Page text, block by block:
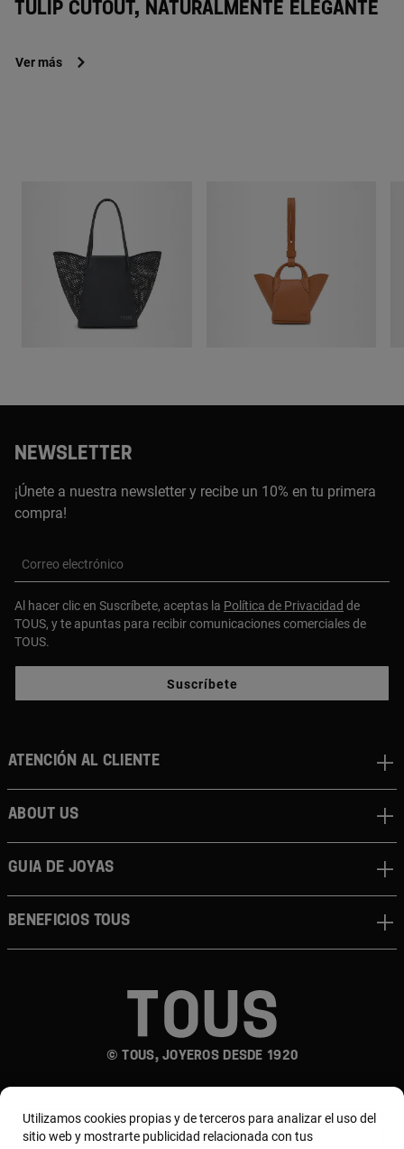
TULIP CUTOUT, NATURALMENTE ELEGANTE
Ver más
NEWSLETTER
¡Únete a nuestra newsletter y recibe un 10% en tu primera
compra!
Correo electrónico
Al hacer clic en Suscríbete, aceptas la Política de Privacidad de
TOUS, y te apuntas para recibir comunicaciones comerciales de
TOUS.
Suscríbete
© TOUS, JOYEROS DESDE 1920
Atención al cliente
About us
Guia de joyas
Beneficios TOUS
Utilizamos cookies propias y de terceros para analizar el uso del
sitio web y mostrarte publicidad relacionada con tus